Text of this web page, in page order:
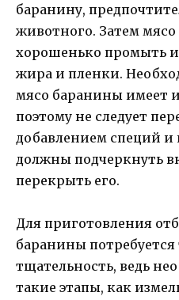
баранину,
животного. Затем
хорошенько промыть
жира и пленки.
мясо баранины имеет
поэтому не следует
добавлением специй и
должны подчеркнуть
перекрыть его.
Для приготовления
баранины
тщательность, ведь
такие этапы, как